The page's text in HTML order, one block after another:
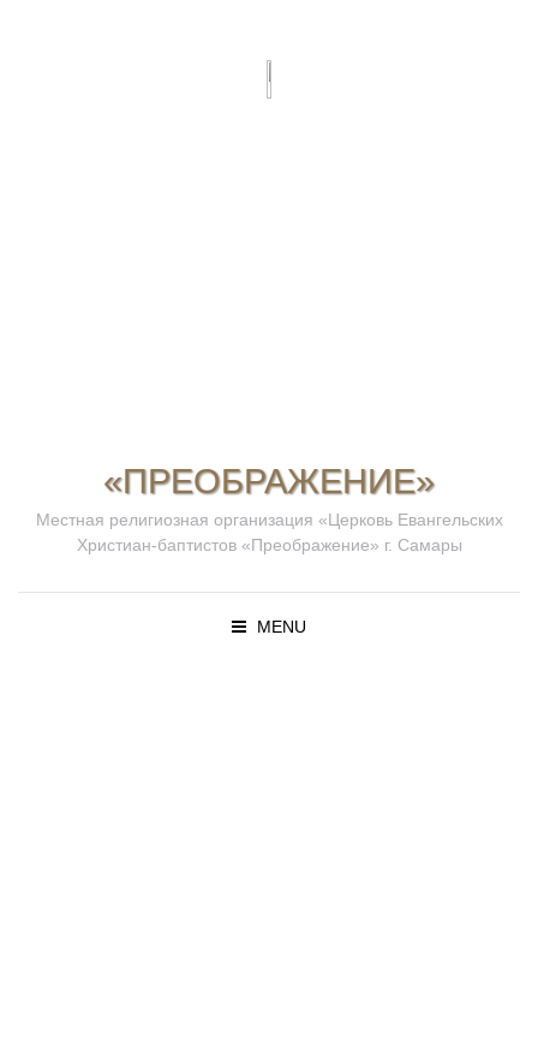
«ПРЕОБРАЖЕНИЕ»
Местная религиозная организация «Церковь Евангельских
Христиан-баптистов «Преображение» г. Самары
MENU